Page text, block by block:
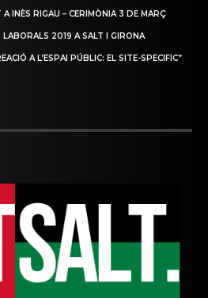
INÈS RIGAU – CERIMÒNIA 3 DE MARÇ
LABORALS 2019 A SALT I GIRONA
A L’ESPAI PÚBLIC: EL SITE-SPECIFIC”